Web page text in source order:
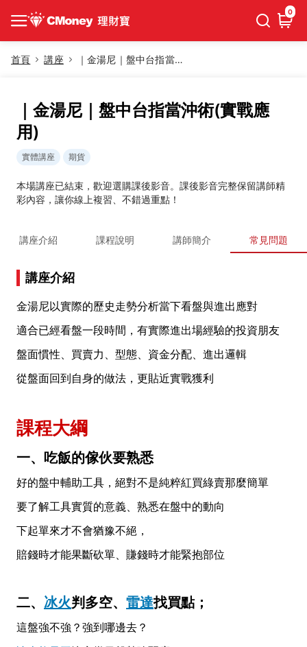
0
首頁 講座 ｜金湯尼｜盤中台指當沖術(實戰應用)
｜金湯尼｜盤中台指當沖術(實戰應
用)
實體講座 期貨
本場講座已結束，歡迎選購課後影音。課後影音完整保留講師精
彩內容，讓你線上複習、不錯過重點！
講座介紹 課程說明 講師簡介 常見問題
講座介紹
金湯尼以實際的歷史走勢分析當下看盤與進出應對
適合已經看盤一段時間，有實際進出場經驗的投資朋友
盤面慣性、買賣力、型態、資金分配、進出邏輯
從盤面回到自身的做法，更貼近實戰獲利
課程大綱
一、吃飯的傢伙要熟悉
好的盤中輔助工具，絕對不是純粹紅買綠賣那麼簡單
要了解工具實質的意義、熟悉在盤中的動向
下起單來才不會猶豫不絕，
賠錢時才能果斷砍單、賺錢時才能緊抱部位
二、 冰火判多空、 雷達找買點；
這盤強不強？強到哪邊去？